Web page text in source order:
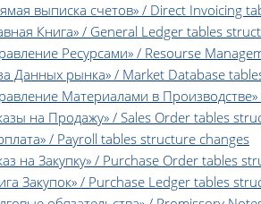
выписка счетов» / Direct Invoicing
Книга» / General Ledger tables
Ресурсами» / Resourse
Данных рынка» / Market Database
Материалами в
на Продажу» / Sales Order tables
/ Payroll tables structure changes
на Закупку» / Purchase Order tables
Закупок» / Purchase Ledger tables